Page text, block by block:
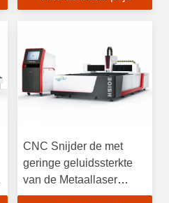
CNC Snijder de met
geringe geluidssterkte
van de Metaallaser
Gemakkelijke Verrichting